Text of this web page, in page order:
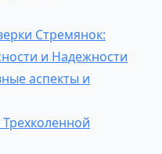
Стремянок:
и Надежности
аспекты и